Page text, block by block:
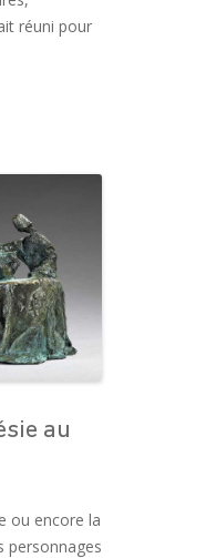
réuni pour
au
ou encore la
personnages